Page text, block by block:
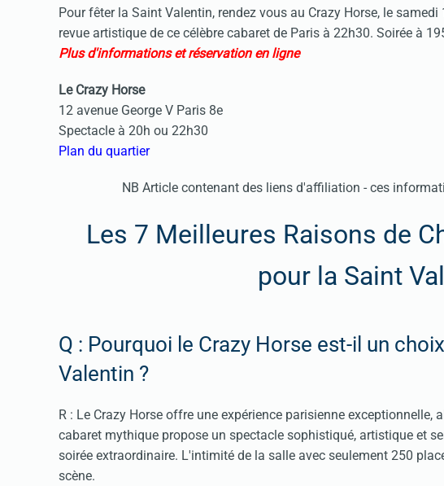
Pour fêter la Saint Valentin, rendez vous au Crazy Horse, le
revue artistique de ce célèbre cabaret de Paris à 22h30. Soirée à
Plus d'informations et réservation en ligne
Le Crazy Horse
12 avenue George V Paris 8e
Spectacle à 20h ou 22h30
Plan du quartier
NB Article contenant des liens d'affiliation - ces
Les 7 Meilleures Raisons de
pour la Saint
Q : Pourquoi le Crazy Horse est-il un
Valentin ?
R : Le Crazy Horse offre une expérience parisienne exceptionnelle,
cabaret mythique propose un spectacle sophistiqué, artistique et
soirée extraordinaire. L'intimité de la salle avec seulement 250
scène.